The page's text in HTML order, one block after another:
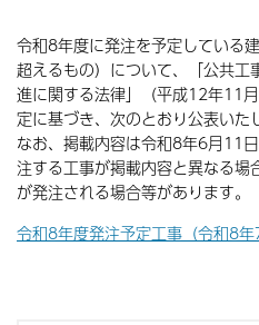
令和8年度に発注を予定している
超えるもの）について、「公共
進に関する法律」（平成12年11
定に基づき、次のとおり公表いた
なお、掲載内容は令和8年6月11
注する工事が掲載内容と異なる
が発注される場合等があります。
令和8年度発注予定工事（令和8